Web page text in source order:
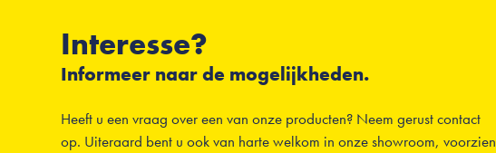
Interesse?
Informeer naar de mogelijkheden.
Heeft u een vraag over een van onze producten? Neem gerust contact
op. Uiteraard bent u ook van harte welkom in onze showroom, voorzien